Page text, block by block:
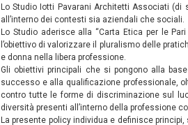
Lo Studio Iotti Pavarani Architetti Associati (di
all’interno dei contesti sia aziendali che sociali.
Lo Studio aderisce alla “Carta Etica per le
l’obiettivo di valorizzare il pluralismo delle
e donna nella libera professione.
Gli obiettivi principali che si pongono alla
successo e alla qualificazione professionale,
contro tutte le forme di discriminazione sul
diversità presenti all’interno della professione
La presente policy individua e definisce